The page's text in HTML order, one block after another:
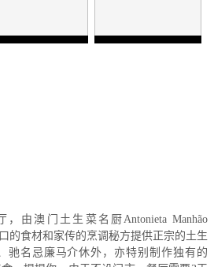
，由澳门土生菜名厨 Antonieta Manhão
的食材和家传的烹调秘方提供正宗的土生
驰名忌廉马介休外，亦特别制作独有的